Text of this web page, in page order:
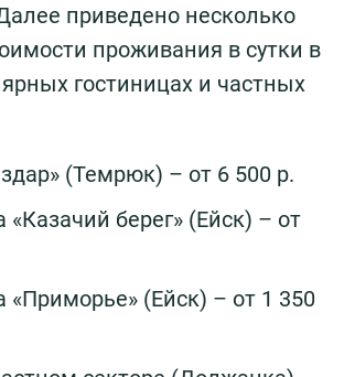
приведено несколько
проживания в сутки в
гостиницах и частных
(Темрюк) – от 6 500 р.
«Казачий берег» (Ейск) – от
«Приморье» (Ейск) – от 1 350